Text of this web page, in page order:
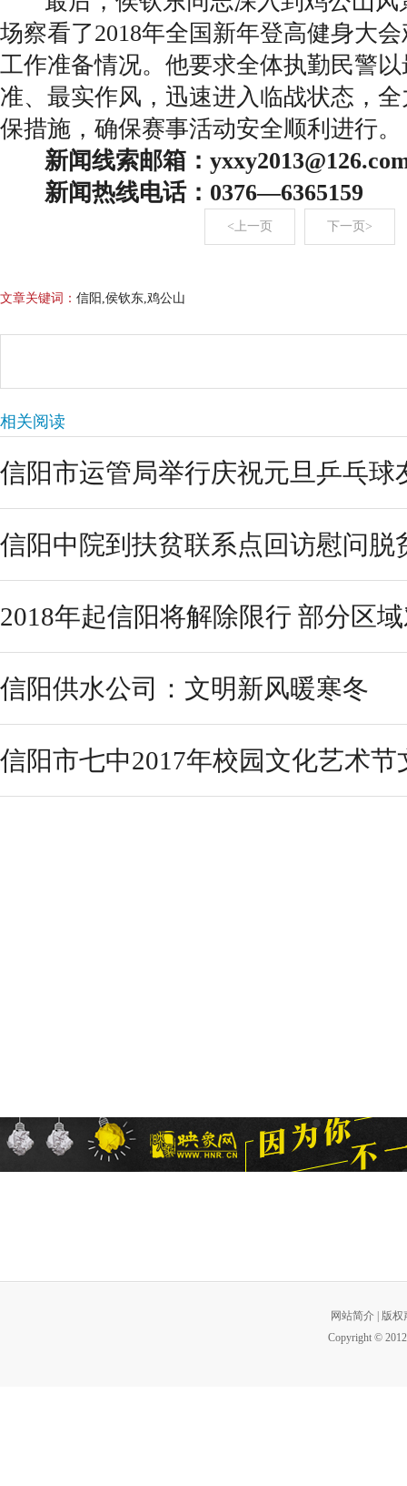
场察看了2018年全国新年登高健身大
工作准备情况。他要求全体执勤民警
准、最实作风，迅速进入临战状态，
保措施，确保赛事活动安全顺利进行。
新闻线索邮箱：
新闻热线电话：0376—6365159
<上一页 下一页>
文章关键词： 信阳,侯钦东,鸡公山
相关阅读
信阳市运管局举行庆祝元旦乒乓球
信阳中院到扶贫联系点回访慰问脱
2018年起信阳将解除限行 部分区
信阳供水公司：文明新风暖寒冬
信阳市七中2017年校园文化艺术节
网站简介
版权
Copyright ©